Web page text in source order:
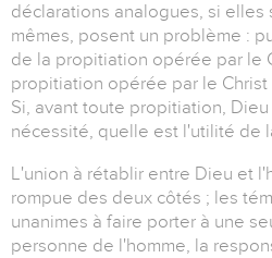
déclarations analogues, si
mêmes, posent un problème :
de la propitiation opérée par le
propitiation opérée par le
Si, avant toute propitiation,
nécessité, quelle est l'utilité de
L'union à rétablir entre Dieu et
rompue des deux côtés ; les
unanimes à faire porter à une
personne de l'homme, la